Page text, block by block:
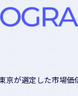
が選定した市場